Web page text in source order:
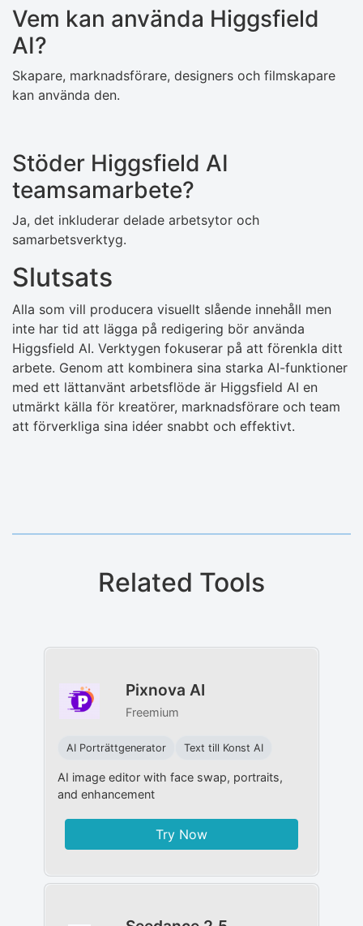
Vem kan använda Higgsfield
AI?
Skapare, marknadsförare, designers och filmskapare
kan använda den.
Stöder Higgsfield AI
teamsamarbete?
Ja, det inkluderar delade arbetsytor och
samarbetsverktyg.
Slutsats
Alla som vill producera visuellt slående innehåll men
inte har tid att lägga på redigering bör använda
Higgsfield AI. Verktygen fokuserar på att förenkla ditt
arbete. Genom att kombinera sina starka AI-funktioner
med ett lättanvänt arbetsflöde är Higgsfield AI en
utmärkt källa för kreatörer, marknadsförare och team
att förverkliga sina idéer snabbt och effektivt.
Related Tools
Pixnova AI
Freemium
AI Porträttgenerator Text till Konst AI
AI image editor with face swap, portraits,
and enhancement
Try Now